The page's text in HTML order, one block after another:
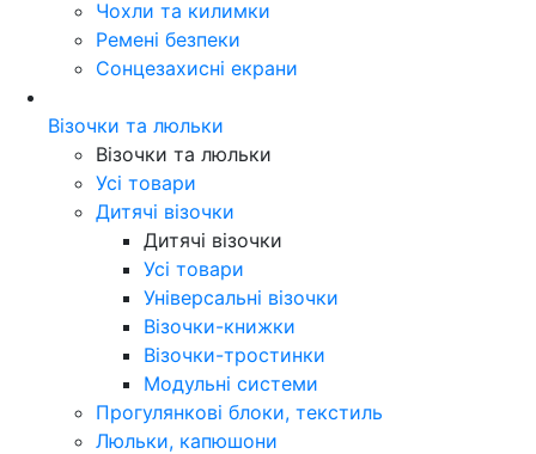
Чохли та килимки
Ремені безпеки
Сонцезахисні екрани
Візочки та люльки
Візочки та люльки
Усі товари
Дитячі візочки
Дитячі візочки
Усі товари
Універсальні візочки
Візочки-книжки
Візочки-тростинки
Модульні системи
Прогулянкові блоки, текстиль
Люльки, капюшони